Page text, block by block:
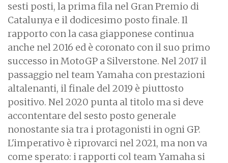
sesti posti, la prima fila nel Gran Premio di
Catalunya e il dodicesimo posto finale. Il
rapporto con la casa giapponese continua
anche nel 2016 ed è coronato con il suo primo
successo in MotoGP a Silverstone. Nel 2017 il
passaggio nel team Yamaha con prestazioni
altalenanti, il finale del 2019 è piuttosto
positivo. Nel 2020 punta al titolo ma si deve
accontentare del sesto posto generale
nonostante sia tra i protagonisti in ogni GP.
L'imperativo è riprovarci nel 2021, ma non va
come sperato: i rapporti col team Yamaha si